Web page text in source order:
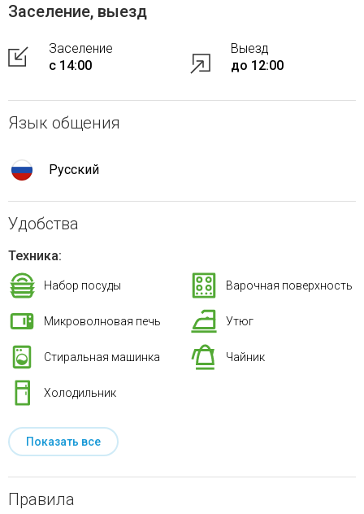
Заселение, выезд
Заселение
с 14:00
Выезд
до 12:00
Язык общения
Русский
Удобства
Техника:
Набор посуды Варочная поверхность
Микроволновая печь Утюг
Стиральная машинка Чайник
Холодильник
Показать все
Правила